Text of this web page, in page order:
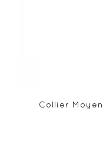
Collier Moyen